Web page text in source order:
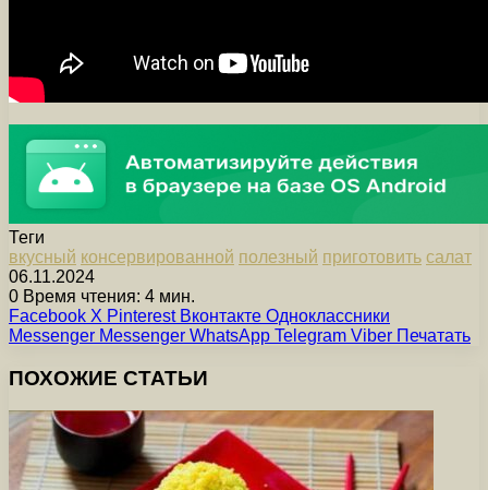
Теги
вкусный консервированной полезный приготовить салат
06.11.2024
0 Время чтения: 4 мин.
Facebook X Pinterest Вконтакте Одноклассники
Messenger Messenger WhatsApp Telegram Viber Печатать
ПОХОЖИЕ СТАТЬИ